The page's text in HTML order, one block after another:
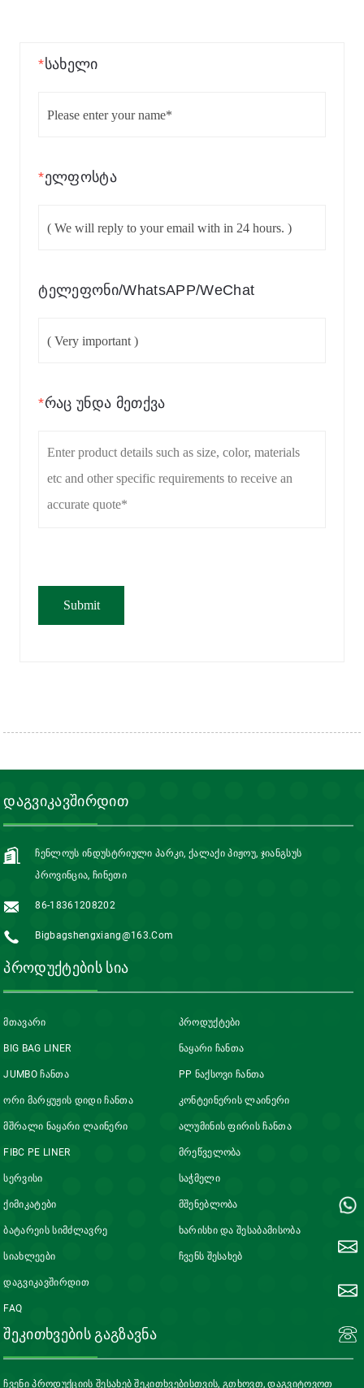
*სახელი
*ელფოსტა
ტელეფონი/WhatsAPP/WeChat
*რაც უნდა მეთქვა
ᲓᲐᲒᲕᲘᲙᲐᲕᲨᲘᲠᲓᲘᲗ
Ჩენლოუს Ინდუსტრიული Პარკი, Ქალაქი Პიჟოუ, Ჯიანგსუს
Პროვინცია, Ჩინეთი
86-18361208202
Bigbagshengxiang@163.com
ᲞᲠᲝᲓᲣᲥᲢᲔᲑᲘᲡ ᲡᲘᲐ
Მთავარი Პროდუქტები
BIG BAG LINER Ნაყარი Ჩანთა
JUMBO Ჩანთა PP Ნაქსოვი Ჩანთა
Ორი Მარყუჟის Დიდი Ჩანთა Კონტეინერის Ლაინერი
Მშრალი Ნაყარი Ლაინერი Ალუმინის Ფირის Ჩანთა
FIBC PE LINER Მრეწველობა
Სერვისი Საჭმელი
Ქიმიკატები Მშენებლობა
Ბატარეის Სიმძლავრე Ხარისხი Და Შესაბამისობა
Სიახლეები Ჩვენს Შესახებ
Დაგვიკავშირდით
FAQ
ᲨᲔᲙᲘᲗᲮᲕᲔᲑᲘᲡ ᲒᲐᲒᲖᲐᲕᲜᲐ
Ჩვენი Პროდუქციის Შესახებ Შეკითხვებისთვის, Გთხოვთ, Დაგვიტოვოთ